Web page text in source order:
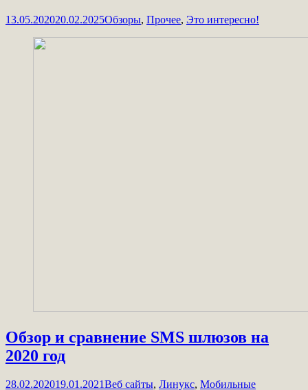
13.05.202020.02.2025Обзоры, Прочее, Это интересно!
Обзор и сравнение SMS шлюзов на
2020 год
28.02.202019.01.2021Веб сайты, Линукс, Мобильные